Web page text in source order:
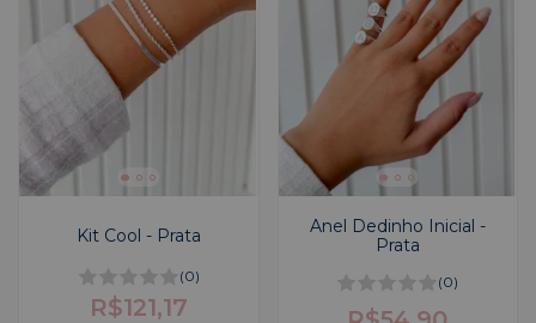
Kit Cool - Prata
(0)
R$121,17
Anel Dedinho Inicial -
Prata
(0)